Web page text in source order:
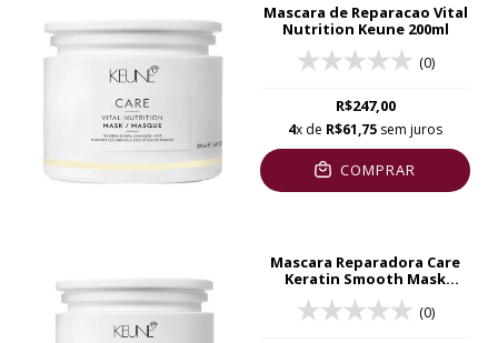
Mascara de Reparacao Vital
Nutrition Keune 200ml
(0)
R$247,00
4x de R$61,75 sem juros
COMPRAR
Mascara Reparadora Care
Keratin Smooth Mask
Keune 200ml
(0)